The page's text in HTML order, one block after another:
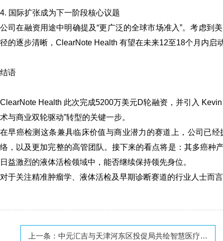
4. 国际扩张成为下一阶段核心议题
公司在融资用途中明确提及“更广泛的全球市场准入”。考虑
径的逐步清晰，ClearNote Health 有望在未来12至18个月内启
结语
ClearNote Health 此次完成5200万美元D轮融资，并引入
术与商业双轮驱动”转型的关键一步。
在早癌检测这条兼具临床价值与商业潜力的赛道上，公司已
络，以及更加完整的高管团队。接下来的看点将是：其多癌种
日益激烈的液体活检领域中，能否继续保持领先身位。
对于关注精准肿瘤学、液体活检及早期诊断赛道的行业人士而
上一条： 中元汇吉与天津河东区投促局共绘智慧医疗新蓝图